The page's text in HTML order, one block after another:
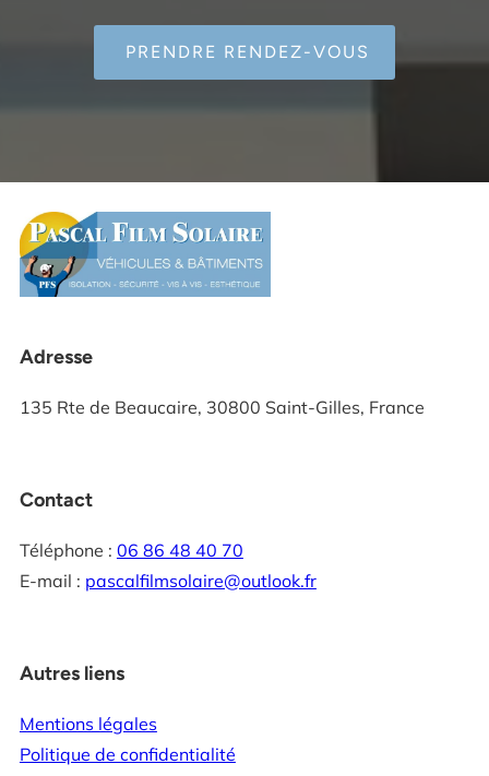
PRENDRE RENDEZ-VOUS
Adresse
135 Rte de Beaucaire, 30800 Saint-Gilles, France
Contact
Téléphone : 06 86 48 40 70
E-mail : pascalfilmsolaire@outlook.fr
Autres liens
Mentions légales
Politique de confidentialité